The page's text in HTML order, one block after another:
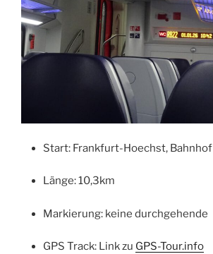
Start: Frankfurt-Hoechst, Bahnhof
Länge: 10,3km
Markierung: keine durchgehende
GPS Track: Link zu GPS-Tour.info